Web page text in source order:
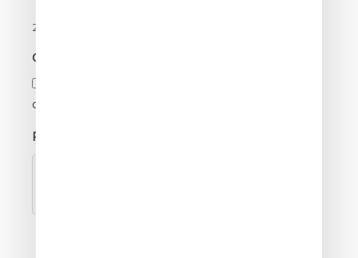
2 files - 5MB maximum
GDPR Consent
data and I agree with the
Robots